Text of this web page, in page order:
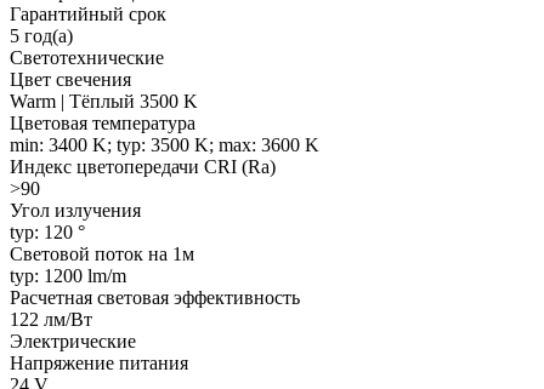
Гарантийный срок
5 год(а)
Светотехнические
Цвет свечения
Warm | Тёплый 3500 K
Цветовая температура
min: 3400 K; typ: 3500 K; max: 3600 K
Индекс цветопередачи CRI (Ra)
>90
Угол излучения
typ: 120 °
Световой поток на 1м
typ: 1200 lm/m
Расчетная световая эффективность
122 лм/Вт
Электрические
Напряжение питания
24 V